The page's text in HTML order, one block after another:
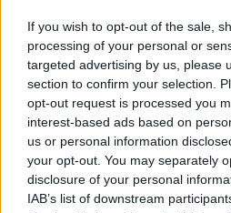
If you wish to opt-out of the sale,
processing of your personal or
targeted advertising by us, please
section to confirm your selection.
opt-out request is processed you
interest-based ads based on
us or personal information
your opt-out. You may separately
disclosure of your personal
IAB’s list of downstream